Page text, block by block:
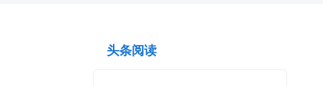
头条阅读